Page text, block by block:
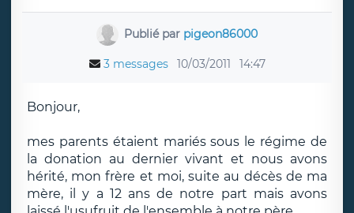
Publié par pigeon86000
3 messages 10/03/2011 14:47
Bonjour,
mes parents étaient mariés sous le régime de
la donation au dernier vivant et nous avons
hérité, mon frère et moi, suite au décès de ma
mère, il y a 12 ans de notre part mais avons